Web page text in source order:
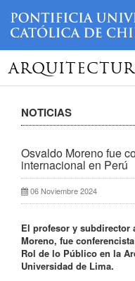
NOTICIAS
Osvaldo Moreno fue
internacional en Perú
06 Noviembre 2024
El profesor y subdirector
Moreno, fue
Rol de lo Público en la
Universidad de Lima.